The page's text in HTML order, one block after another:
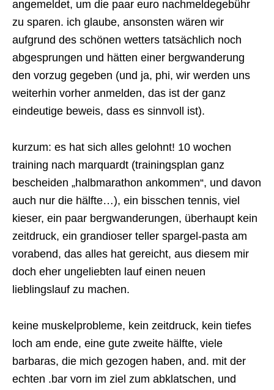
angemeldet, um die paar euro nachmeldegebühr
zu sparen. ich glaube, ansonsten wären wir
aufgrund des schönen wetters tatsächlich noch
abgesprungen und hätten einer bergwanderung
den vorzug gegeben (und ja, phi, wir werden uns
weiterhin vorher anmelden, das ist der ganz
eindeutige beweis, dass es sinnvoll ist).
kurzum: es hat sich alles gelohnt! 10 wochen
training nach marquardt (trainingsplan ganz
bescheiden „halbmarathon ankommen“, und davon
auch nur die hälfte…), ein bisschen tennis, viel
kieser, ein paar bergwanderungen, überhaupt kein
zeitdruck, ein grandioser teller spargel-pasta am
vorabend, das alles hat gereicht, aus diesem mir
doch eher ungeliebten lauf einen neuen
lieblingslauf zu machen.
keine muskelprobleme, kein zeitdruck, kein tiefes
loch am ende, eine gute zweite hälfte, viele
barbaras, die mich gezogen haben, and. mit der
echten .bar vorn im ziel zum abklatschen, und